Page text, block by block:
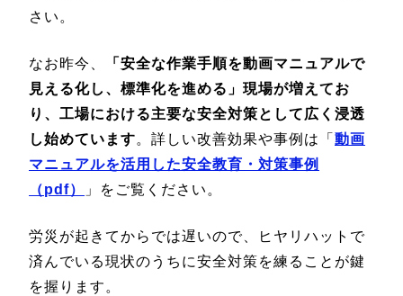
さい。
なお昨今、
「安全な作業手順を動画マニュアルで
見える化し、標準化を進める」現場が増えてお
り、工場における主要な安全対策として広く浸透
し始めています。詳しい改善効果や事例は「 動画
マニュアルを活用した安全教育・対策事例
（pdf）
」をご覧ください。
労災が起きてからでは遅いので、ヒヤリハットで
済んでいる現状のうちに安全対策を練ることが鍵
を握ります。